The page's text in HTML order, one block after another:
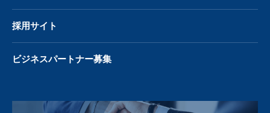
採用サイト
ビジネスパートナー募集